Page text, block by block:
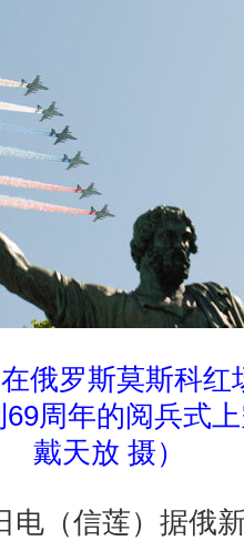
俄罗斯莫斯科
周年的阅兵式
戴天放 摄）
电（信莲）据俄